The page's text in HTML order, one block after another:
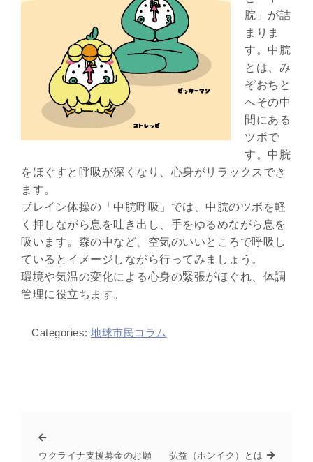
脘」が詰
まりま
す。中脘
とは、み
ぞおちと
へその中
間にある
ツボで
す。中脘
をほぐすと呼吸が深くなり、心身がリラックスでき
ます。
ブレイン体操の「中脘呼吸」では、中脘のツボを軽
く押しながら息を吐き出し、手をゆるめながら息を
吸います。森の中など、空気のいいところで呼吸し
ているとイメージしながら行ってみましょう。
環境や気温の変化による心身の緊張がほぐれ、体調
管理に役立ちます。
Categories: 地球市民コラム
ウクライナ支援募金のお願
弘益（ホンイク）とは